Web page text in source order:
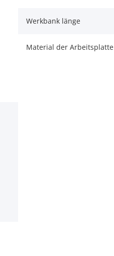
Werkbank länge
Material der Arbeitsplatte